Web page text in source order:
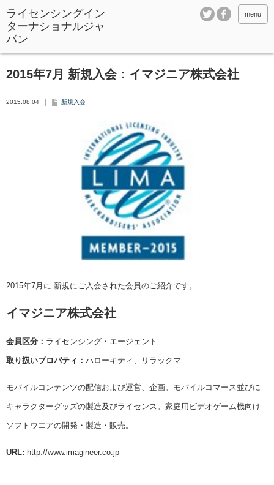
ライセンシングイン
ターナショナルジャ
パン
menu
2015年7月 新規入会：イマジニア株式会社
2015.08.04 新規入会
2015年7月に 新規にご入会された会員のご紹介です。
イマジニア株式会社
会員区分： ライセンシング・エージェント
取り扱いプロパティ： ハローキティ、リラックマ
モバイルコンテンツの配信および運営、企画。モバイルコマース並びに
キャラクターグッズの製造及びライセンス。家庭用ビデオゲーム機向け
ソフトウエアの開発・製造・販売。
URL: http://www.imagineer.co.jp